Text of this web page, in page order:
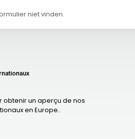
niet vinden.
obtenir un aperçu de nos
en Europe..